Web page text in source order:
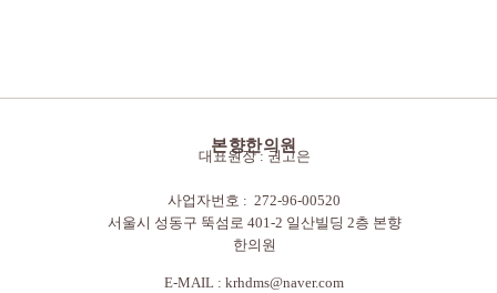
본향한의원
대표원장 : 권고은
사업자번호 : 272-96-00520
서울시 성동구 뚝섬로 401-2 일산빌딩 2층 본향
한의원
E-MAIL : krhdms@naver.com